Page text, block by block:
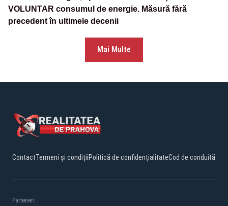
VOLUNTAR consumul de energie. Măsură fără
precedent în ultimele decenii
Mai Multe
ContactTermeni și condițiiPolitică de confidențialitateCod de conduită
Parteneri: